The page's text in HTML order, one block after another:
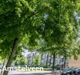
Amstelveen